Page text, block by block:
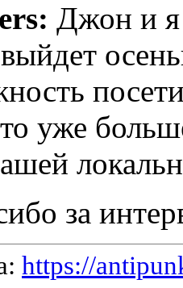
Джон и я
уже
за
https://